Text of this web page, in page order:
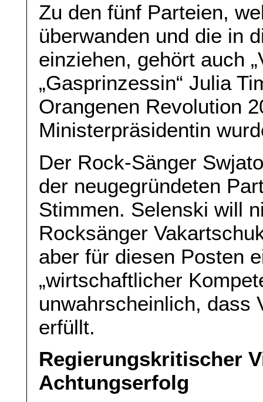
Zu den fünf Parteien,
überwanden und die in
einziehen, gehört auch
„Gasprinzessin“ Julia
Orangenen Revolution
Ministerpräsidentin
Der Rock-Sänger
der neugegründeten
Stimmen. Selenski will
Rocksänger
aber für diesen Posten
„wirtschaftlicher
unwahrscheinlich, dass
erfüllt.
Regierungskritischer
Achtungserfolg